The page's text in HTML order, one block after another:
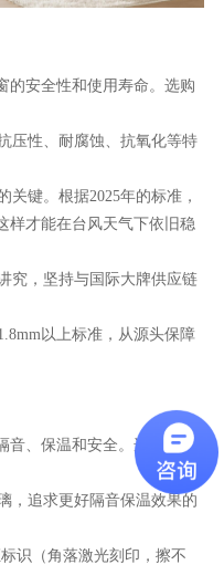
的安全性和使用寿命。选购
压性、耐腐蚀、抗氧化等特
关键。根据2025年的标准，
样才能在台风天气下依旧稳
究，坚持与国际大牌供应链
以上标准，从源头保障
音、保温和安全。选对玻璃
，追求更好隔音保温效果的
识 （角落激光刻印，擦不